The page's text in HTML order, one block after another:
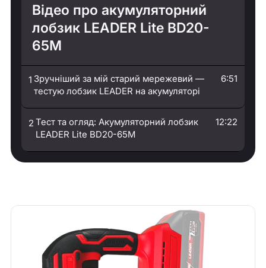
Відео про акумуляторний
лобзик LEADER Lite BD20-
65M
1 Зручніший за мій старий мережевий —
тестую лобзик LEADER на акумуляторі
6:51
2 Тест та огляд: Акумуляторний лобзик
LEADER Lite BD20-65M
12:22